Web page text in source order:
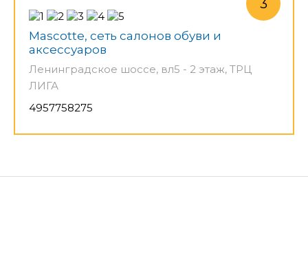
Mascotte, сеть салонов обуви и
аксессуаров
Ленинградское шоссе, вл5 - 2 этаж, ТРЦ
ЛИГА
4957758275